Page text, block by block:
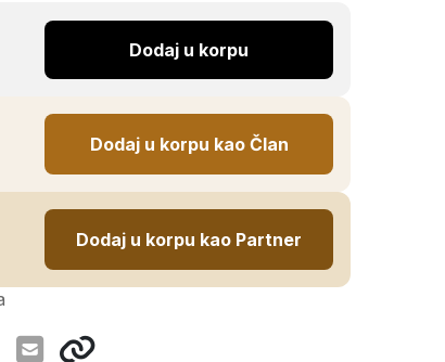
Dodaj u korpu
Dodaj u korpu kao Član
Dodaj u korpu kao Partner